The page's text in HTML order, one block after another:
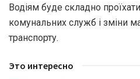
Водіям буде складно
комунальних служб і зміни
транспорту.
Это интересно